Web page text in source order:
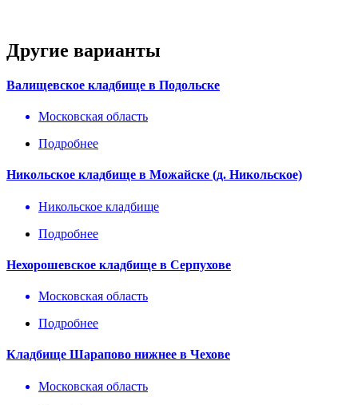
Другие варианты
Валищевское кладбище в Подольске
Московская область
Подробнее
Никольское кладбище в Можайске (д. Никольское)
Никольское кладбище
Подробнее
Нехорошевское кладбище в Серпухове
Московская область
Подробнее
Кладбище Шарапово нижнее в Чехове
Московская область